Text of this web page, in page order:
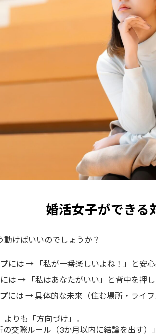
婚活女子ができる
動けばいいのでしょうか？
には → 「私が一番楽しいよね！」と安心
には → 「私はあなたがいい」と背中を押し
には → 具体的な未来（住む場所・ライフ
りも「方向づけ」。
交際ルール（3か月以内に結論を出す）